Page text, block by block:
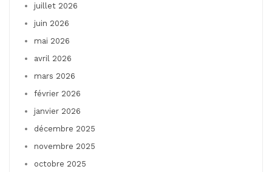
juillet 2026
juin 2026
mai 2026
avril 2026
mars 2026
février 2026
janvier 2026
décembre 2025
novembre 2025
octobre 2025